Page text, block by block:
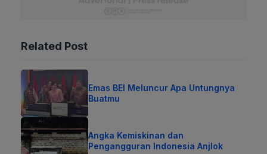
Related Post
Emas BEI Meluncur Apa Untungnya
Buatmu
Angka Kemiskinan dan
Pengangguran Indonesia Anjlok